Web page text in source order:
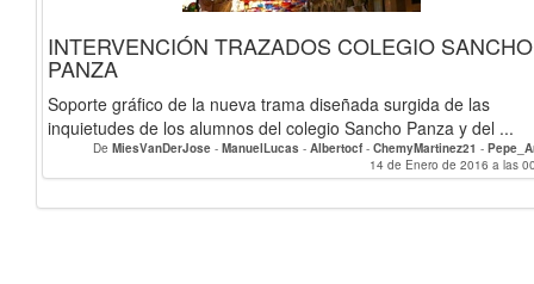
INTERVENCIÓN TRAZADOS COLEGIO SANCHO
PANZA
Soporte gráfico de la nueva trama diseñada surgida de las
inquietudes de los alumnos del colegio Sancho Panza y del ...
De MiesVanDerJose - ManuelLucas - Albertocf - ChemyMartinez21 -
14 de Enero de 2016 a las